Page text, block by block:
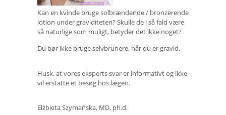
Kan en kvinde bruge solbrændende / bronzerende
lotion under graviditeten? Skulle de i så fald være
så naturlige som muligt, betyder det ikke noget?
Du bør ikke bruge selvbrunere, når du er gravid.
Husk, at vores eksperts svar er informativt og ikke
vil erstatte et besøg hos lægen.
Elżbieta Szymańska, MD, ph.d.